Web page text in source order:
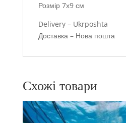
Розмір 7х9 см
Delivery – Ukrposhta
Доставка – Нова пошта
Схожі товари